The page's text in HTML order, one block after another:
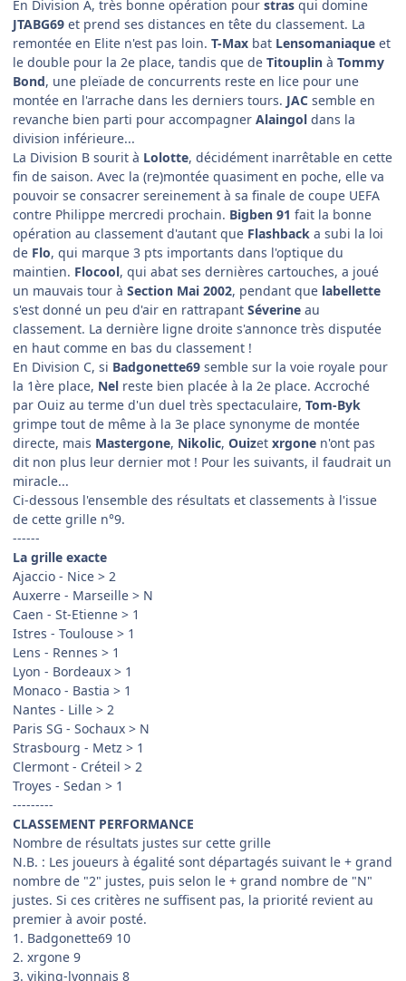
En Division A, très bonne opération pour stras qui domine
JTABG69 et prend ses distances en tête du classement. La
remontée en Elite n'est pas loin. T-Max bat Lensomaniaque et
le double pour la 2e place, tandis que de Titouplin à Tommy
Bond, une pleïade de concurrents reste en lice pour une
montée en l'arrache dans les derniers tours. JAC semble en
revanche bien parti pour accompagner Alaingol dans la
division inférieure...
La Division B sourit à Lolotte, décidément inarrêtable en cette
fin de saison. Avec la (re)montée quasiment en poche, elle va
pouvoir se consacrer sereinement à sa finale de coupe UEFA
contre Philippe mercredi prochain. Bigben 91 fait la bonne
opération au classement d'autant que Flashback a subi la loi
de Flo, qui marque 3 pts importants dans l'optique du
maintien. Flocool, qui abat ses dernières cartouches, a joué
un mauvais tour à Section Mai 2002, pendant que labellette
s'est donné un peu d'air en rattrapant Séverine au
classement. La dernière ligne droite s'annonce très disputée
en haut comme en bas du classement !
En Division C, si Badgonette69 semble sur la voie royale pour
la 1ère place, Nel reste bien placée à la 2e place. Accroché
par Ouiz au terme d'un duel très spectaculaire, Tom-Byk
grimpe tout de même à la 3e place synonyme de montée
directe, mais Mastergone, Nikolic, Ouizet xrgone n'ont pas
dit non plus leur dernier mot ! Pour les suivants, il faudrait un
miracle...
Ci-dessous l'ensemble des résultats et classements à l'issue
de cette grille n°9.
------
La grille exacte
Ajaccio - Nice > 2
Auxerre - Marseille > N
Caen - St-Etienne > 1
Istres - Toulouse > 1
Lens - Rennes > 1
Lyon - Bordeaux > 1
Monaco - Bastia > 1
Nantes - Lille > 2
Paris SG - Sochaux > N
Strasbourg - Metz > 1
Clermont - Créteil > 2
Troyes - Sedan > 1
---------
CLASSEMENT PERFORMANCE
Nombre de résultats justes sur cette grille
N.B. : Les joueurs à égalité sont départagés suivant le + grand
nombre de "2" justes, puis selon le + grand nombre de "N"
justes. Si ces critères ne suffisent pas, la priorité revient au
premier à avoir posté.
1. Badgonette69 10
2. xrgone 9
3. viking-lyonnais 8